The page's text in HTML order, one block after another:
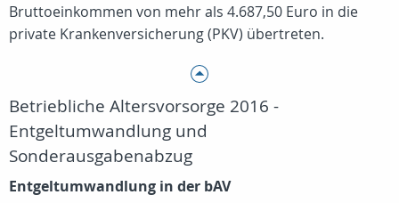
Bruttoeinkommen von mehr als 4.687,50 Euro in die
private Krankenversicherung (PKV) übertreten.
Betriebliche Altersvorsorge 2016 -
Entgeltumwandlung und
Sonderausgabenabzug
Entgeltumwandlung in der bAV